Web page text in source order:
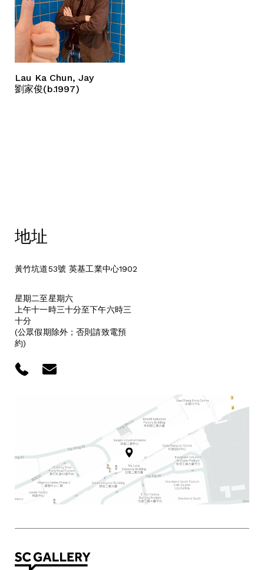
Lau Ka Chun, Jay
劉家俊(b.1997)
地址
黃竹坑道53號 英基工業中心1902
星期二至星期六
上午十一時三十分至下午六時三
十分
(公眾假期除外；否則請致電預
約)